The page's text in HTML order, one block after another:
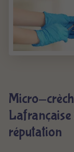
Micro-
Lafrançaise
réputation